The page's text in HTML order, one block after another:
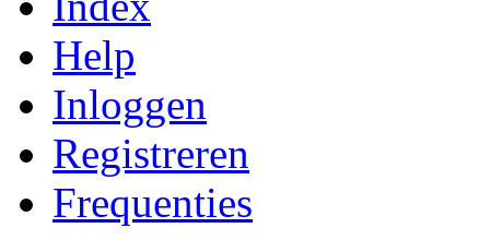
Help
Inloggen
Registreren
Frequenties